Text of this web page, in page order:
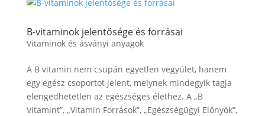
B-vitaminok jelentősége és forrásai
Vitaminok és ásványi anyagok
A B vitamin nem csupán egyetlen vegyület, hanem
egy egész csoportot jelent, melynek mindegyik tagja
elengedhetetlen az egészséges élethez. A „B
Vitamint”, „Vitamin Források”, „Egészségügyi Előnyök”,